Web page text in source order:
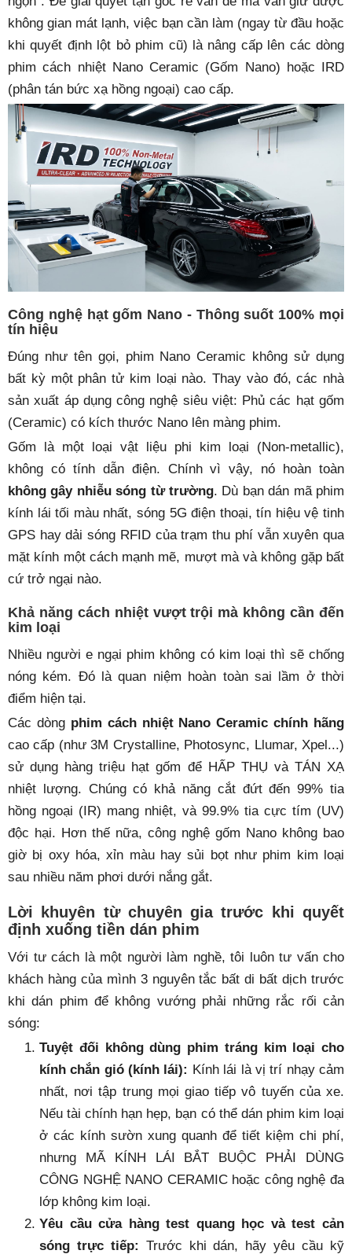
không gian mát lạnh, việc bạn cần làm (ngay từ đầu hoặc
khi quyết định lột bỏ phim cũ) là nâng cấp lên các dòng
phim cách nhiệt Nano Ceramic (Gốm Nano) hoặc IRD
(phân tán bức xạ hồng ngoại) cao cấp.
Công nghệ hạt gốm Nano - Thông suốt 100% mọi
tín hiệu
Đúng như tên gọi, phim Nano Ceramic không sử dụng
bất kỳ một phân tử kim loại nào. Thay vào đó, các nhà
sản xuất áp dụng công nghệ siêu việt: Phủ các hạt gốm
(Ceramic) có kích thước Nano lên màng phim.
Gốm là một loại vật liệu phi kim loại (Non-metallic),
không có tính dẫn điện. Chính vì vậy, nó hoàn toàn
không gây nhiễu sóng từ trường. Dù bạn dán mã phim
kính lái tối màu nhất, sóng 5G điện thoại, tín hiệu vệ tinh
GPS hay dải sóng RFID của trạm thu phí vẫn xuyên qua
mặt kính một cách mạnh mẽ, mượt mà và không gặp bất
cứ trở ngại nào.
Khả năng cách nhiệt vượt trội mà không cần đến
kim loại
Nhiều người e ngại phim không có kim loại thì sẽ chống
nóng kém. Đó là quan niệm hoàn toàn sai lầm ở thời
điểm hiện tại.
Các dòngphim cách nhiệt Nano Ceramic chính hãng
cao cấp (như 3M Crystalline, Photosync, Llumar, Xpel...)
sử dụng hàng triệu hạt gốm để HẤP THỤ và TÁN XẠ
nhiệt lượng. Chúng có khả năng cắt đứt đến 99% tia
hồng ngoại (IR) mang nhiệt, và 99.9% tia cực tím (UV)
độc hại. Hơn thế nữa, công nghệ gốm Nano không bao
giờ bị oxy hóa, xỉn màu hay sủi bọt như phim kim loại
sau nhiều năm phơi dưới nắng gắt.
Lời khuyên từ chuyên gia trước khi quyết
định xuống tiền dán phim
Với tư cách là một người làm nghề, tôi luôn tư vấn cho
khách hàng của mình 3 nguyên tắc bất di bất dịch trước
khi dán phim để không vướng phải những rắc rối cản
sóng:
Tuyệt đối không dùng phim tráng kim loại cho
kính chắn gió (kính lái): Kính lái là vị trí nhạy cảm
nhất, nơi tập trung mọi giao tiếp vô tuyến của xe.
Nếu tài chính hạn hẹp, bạn có thể dán phim kim loại
ở các kính sườn xung quanh để tiết kiệm chi phí,
nhưng MÃ KÍNH LÁI BẮT BUỘC PHẢI DÙNG
CÔNG NGHỆ NANO CERAMIC hoặc công nghệ đa
lớp không kim loại.
Yêu cầu cửa hàng test quang học và test cản
sóng trực tiếp: Trước khi dán, hãy yêu cầu kỹ